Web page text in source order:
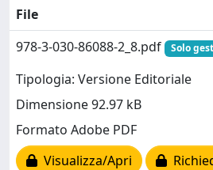
File
978-3-030-86088-2_8.pdf
Solo
Tipologia: Versione Editoriale
Dimensione 92.97 kB
Formato Adobe PDF
Visualizza/Apri